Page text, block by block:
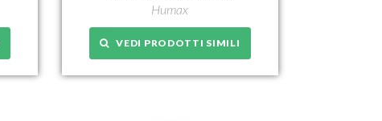
Humax
VEDI PRODOTTI SIMILI